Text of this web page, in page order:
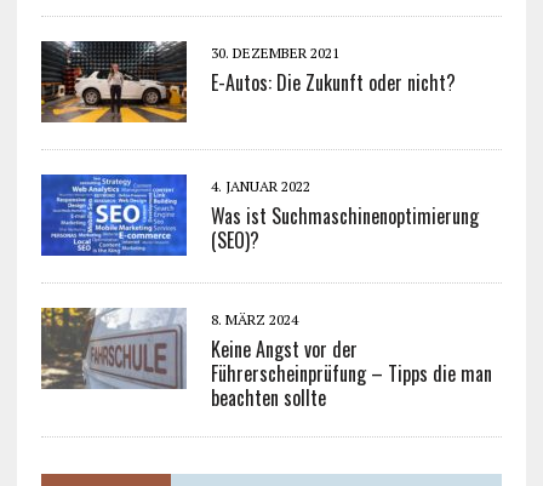
30. DEZEMBER 2021
E-Autos: Die Zukunft oder nicht?
4. JANUAR 2022
Was ist Suchmaschinenoptimierung
(SEO)?
8. MÄRZ 2024
Keine Angst vor der
Führerscheinprüfung – Tipps die man
beachten sollte